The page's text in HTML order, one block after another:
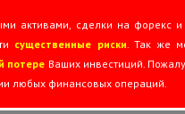
активами, сделки на форекс и
существенные риски . Так же
потере Ваших инвестиций.
любых финансовых операций.